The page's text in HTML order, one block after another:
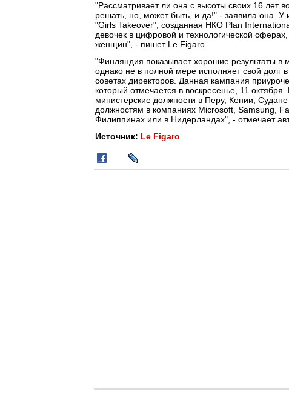
"Рассматривает ли она с высоты своих 16 лет
решать, но, может быть, и да!" - заявила она.
"Girls Takeover", созданная НКО Plan
девочек в цифровой и технологической
женщин", - пишет Le Figaro.
"Финляндия показывает хорошие результаты в
однако не в полной мере исполняет свой долг
советах директоров. Данная кампания
который отмечается в воскресенье, 11
министерские должности в Перу, Кении,
должностям в компаниях Microsoft, Samsung,
Филиппинах или в Нидерландах", - отмечает
Источник: Le Figaro